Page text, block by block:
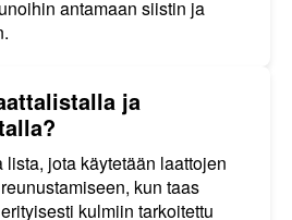
antamaan siistin ja
ja
lista, jota käytetään laattojen
kun taas
kulmiin tarkoitettu